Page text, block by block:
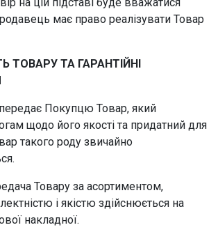
має право реалізувати Товар
ТОВАРУ ТА ГАРАНТІЙНІ
Покупцю Товар, який
щодо його якості та придатний для
такого роду звичайно
Товару за асортиментом,
і якістю здійснюється на
накладної.